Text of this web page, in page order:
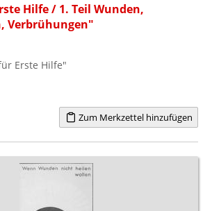
Hilfe / 1. Teil Wunden,
Verbrühungen"
Erste Hilfe"
Zum Merkzettel hinzufügen